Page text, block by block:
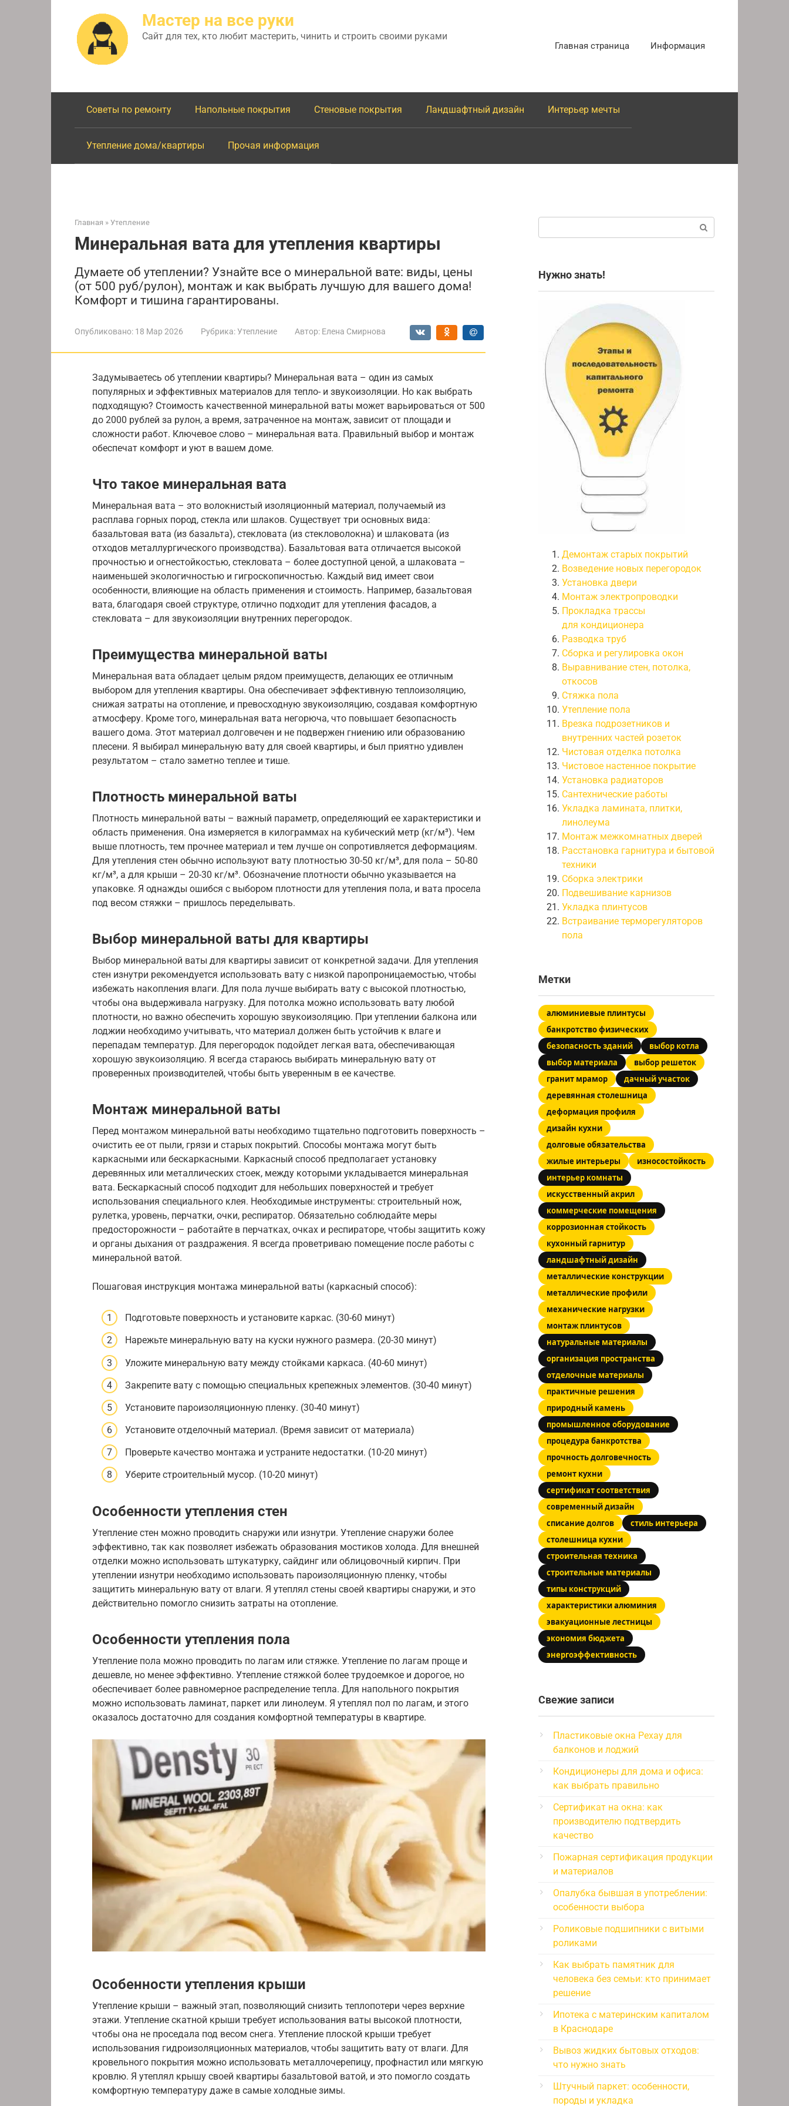
Мастер на все руки
Сайт для тех, кто любит мастерить, чинить и строить своими руками
Главная страница Информация
Советы по ремонту Напольные покрытия Стеновые покрытия Ландшафтный дизайн Интерьер мечты
Утепление дома/квартиры Прочая информация
Главная » Утепление
Минеральная вата для утепления квартиры
Думаете об утеплении? Узнайте все о минеральной вате: виды, цены
(от 500 руб/рулон), монтаж и как выбрать лучшую для вашего дома!
Комфорт и тишина гарантированы.
Опубликовано: 18 Мар 2026 Рубрика:Утепление Автор: Елена Смирнова
Задумываетесь об утеплении квартиры? Минеральная вата – один из самых
популярных и эффективных материалов для тепло- и звукоизоляции. Но как выбрать
подходящую? Стоимость качественной минеральной ваты может варьироваться от 500
до 2000 рублей за рулон, а время, затраченное на монтаж, зависит от площади и
сложности работ. Ключевое слово – минеральная вата. Правильный выбор и монтаж
обеспечат комфорт и уют в вашем доме.
Что такое минеральная вата
Минеральная вата – это волокнистый изоляционный материал, получаемый из
расплава горных пород, стекла или шлаков. Существует три основных вида:
базальтовая вата (из базальта), стекловата (из стекловолокна) и шлаковата (из
отходов металлургического производства). Базальтовая вата отличается высокой
прочностью и огнестойкостью, стекловата – более доступной ценой, а шлаковата –
наименьшей экологичностью и гигроскопичностью. Каждый вид имеет свои
особенности, влияющие на область применения и стоимость. Например, базальтовая
вата, благодаря своей структуре, отлично подходит для утепления фасадов, а
стекловата – для звукоизоляции внутренних перегородок.
Преимущества минеральной ваты
Минеральная вата обладает целым рядом преимуществ, делающих ее отличным
выбором для утепления квартиры. Она обеспечивает эффективную теплоизоляцию,
снижая затраты на отопление, и превосходную звукоизоляцию, создавая комфортную
атмосферу. Кроме того, минеральная вата негорюча, что повышает безопасность
вашего дома. Этот материал долговечен и не подвержен гниению или образованию
плесени. Я выбирал минеральную вату для своей квартиры, и был приятно удивлен
результатом – стало заметно теплее и тише.
Плотность минеральной ваты
Плотность минеральной ваты – важный параметр, определяющий ее характеристики и
область применения. Она измеряется в килограммах на кубический метр (кг/м³). Чем
выше плотность, тем прочнее материал и тем лучше он сопротивляется деформациям.
Для утепления стен обычно используют вату плотностью 30-50 кг/м³, для пола – 50-80
кг/м³, а для крыши – 20-30 кг/м³. Обозначение плотности обычно указывается на
упаковке. Я однажды ошибся с выбором плотности для утепления пола, и вата просела
под весом стяжки – пришлось переделывать.
Выбор минеральной ваты для квартиры
Выбор минеральной ваты для квартиры зависит от конкретной задачи. Для утепления
стен изнутри рекомендуется использовать вату с низкой паропроницаемостью, чтобы
избежать накопления влаги. Для пола лучше выбирать вату с высокой плотностью,
чтобы она выдерживала нагрузку. Для потолка можно использовать вату любой
плотности, но важно обеспечить хорошую звукоизоляцию. При утеплении балкона или
лоджии необходимо учитывать, что материал должен быть устойчив к влаге и
перепадам температур. Для перегородок подойдет легкая вата, обеспечивающая
хорошую звукоизоляцию. Я всегда стараюсь выбирать минеральную вату от
проверенных производителей, чтобы быть уверенным в ее качестве.
Монтаж минеральной ваты
Перед монтажом минеральной ваты необходимо тщательно подготовить поверхность –
очистить ее от пыли, грязи и старых покрытий. Способы монтажа могут быть
каркасными или бескаркасными. Каркасный способ предполагает установку
деревянных или металлических стоек, между которыми укладывается минеральная
вата. Бескаркасный способ подходит для небольших поверхностей и требует
использования специального клея. Необходимые инструменты: строительный нож,
рулетка, уровень, перчатки, очки, респиратор. Обязательно соблюдайте меры
предосторожности – работайте в перчатках, очках и респираторе, чтобы защитить кожу
и органы дыхания от раздражения. Я всегда проветриваю помещение после работы с
минеральной ватой.
Пошаговая инструкция монтажа минеральной ваты (каркасный способ):
Подготовьте поверхность и установите каркас. (30-60 минут)
Нарежьте минеральную вату на куски нужного размера. (20-30 минут)
Уложите минеральную вату между стойками каркаса. (40-60 минут)
Закрепите вату с помощью специальных крепежных элементов. (30-40 минут)
Установите пароизоляционную пленку. (30-40 минут)
Установите отделочный материал. (Время зависит от материала)
Проверьте качество монтажа и устраните недостатки. (10-20 минут)
Уберите строительный мусор. (10-20 минут)
Особенности утепления стен
Утепление стен можно проводить снаружи или изнутри. Утепление снаружи более
эффективно, так как позволяет избежать образования мостиков холода. Для внешней
отделки можно использовать штукатурку, сайдинг или облицовочный кирпич. При
утеплении изнутри необходимо использовать пароизоляционную пленку, чтобы
защитить минеральную вату от влаги. Я утеплял стены своей квартиры снаружи, и это
действительно помогло снизить затраты на отопление.
Особенности утепления пола
Утепление пола можно проводить по лагам или стяжке. Утепление по лагам проще и
дешевле, но менее эффективно. Утепление стяжкой более трудоемкое и дорогое, но
обеспечивает более равномерное распределение тепла. Для напольного покрытия
можно использовать ламинат, паркет или линолеум. Я утеплял пол по лагам, и этого
оказалось достаточно для создания комфортной температуры в квартире.
Особенности утепления крыши
Утепление крыши – важный этап, позволяющий снизить теплопотери через верхние
этажи. Утепление скатной крыши требует использования ваты высокой плотности,
чтобы она не проседала под весом снега. Утепление плоской крыши требует
использования гидроизоляционных материалов, чтобы защитить вату от влаги. Для
кровельного покрытия можно использовать металлочерепицу, профнастил или мягкую
кровлю. Я утеплял крышу своей квартиры базальтовой ватой, и это помогло создать
комфортную температуру даже в самые холодные зимы.
Нужно знать!
Демонтаж старых покрытий
Возведение новых перегородок
Установка двери
Монтаж электропроводки
Прокладка трассы
для кондиционера
Разводка труб
Сборка и регулировка окон
Выравнивание стен, потолка,
откосов
Стяжка пола
Утепление пола
Врезка подрозетников и
внутренних частей розеток
Чистовая отделка потолка
Чистовое настенное покрытие
Установка радиаторов
Сантехнические работы
Укладка ламината, плитки,
линолеума
Монтаж межкомнатных дверей
Расстановка гарнитура и бытовой
техники
Сборка электрики
Подвешивание карнизов
Укладка плинтусов
Встраивание терморегуляторов
пола
Метки
алюминиевые плинтусы
банкротство физических
безопасность зданий
выбор котла
выбор материала
выбор решеток
гранит мрамор
дачный участок
деревянная столешница
деформация профиля
дизайн кухни
долговые обязательства
жилые интерьеры
износостойкость
интерьер комнаты
искусственный акрил
коммерческие помещения
коррозионная стойкость
кухонный гарнитур
ландшафтный дизайн
металлические конструкции
металлические профили
механические нагрузки
монтаж плинтусов
натуральные материалы
организация пространства
отделочные материалы
практичные решения
природный камень
промышленное оборудование
процедура банкротства
прочность долговечность
ремонт кухни
сертификат соответствия
современный дизайн
списание долгов
стиль интерьера
столешница кухни
строительная техника
строительные материалы
типы конструкций
характеристики алюминия
эвакуационные лестницы
экономия бюджета
энергоэффективность
Свежие записи
Пластиковые окна Рехау для
балконов и лоджий
Кондиционеры для дома и офиса:
как выбрать правильно
Сертификат на окна: как
производителю подтвердить
качество
Пожарная сертификация продукции
и материалов
Опалубка бывшая в употреблении:
особенности выбора
Роликовые подшипники с витыми
роликами
Как выбрать памятник для
человека без семьи: кто принимает
решение
Ипотека с материнским капиталом
в Краснодаре
Вывоз жидких бытовых отходов:
что нужно знать
Штучный паркет: особенности,
породы и укладка